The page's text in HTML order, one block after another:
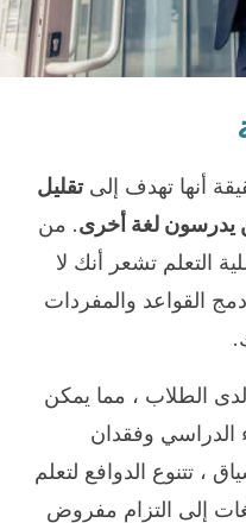
أنها تهدف إلىتقليل
يدرسون لغة أخرى. من
التعلم تشعر أنك لا
القواعد والمفردات
الطلاب ، مما يمكن
الدراسي وفقدان
، تتنوع الدوافع لتعلم
إلى التزام مفروض